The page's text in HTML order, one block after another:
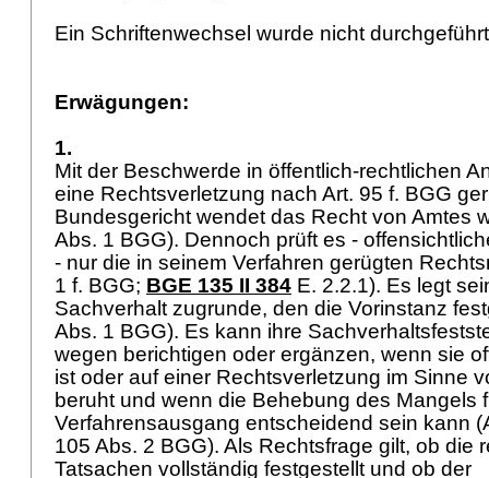
Ein Schriftenwechsel wurde nicht
Erwägungen:
1.
Mit der Beschwerde in öffentlich-rechtlichen
eine Rechtsverletzung nach Art. 95 f. BGG
Bundesgericht wendet das Recht von Amtes
Abs. 1 BGG). Dennoch prüft es -
- nur die in seinem Verfahren gerügten
1 f. BGG; BGE 135 II 384 E. 2.2.1). Es legt
Sachverhalt zugrunde, den die Vorinstanz
Abs. 1 BGG). Es kann ihre
wegen berichtigen oder ergänzen, wenn sie
ist oder auf einer Rechtsverletzung im Sinne
beruht und wenn die Behebung des Mangels
Verfahrensausgang entscheidend sein kann (
105 Abs. 2 BGG). Als Rechtsfrage gilt, ob die
Tatsachen vollständig festgestellt und ob der